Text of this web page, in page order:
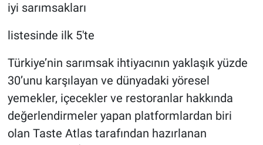
iyi sarımsakları
listesinde ilk 5'te
Türkiye’nin sarımsak ihtiyacının yaklaşık yüzde
30’unu karşılayan ve dünyadaki yöresel
yemekler, içecekler ve restoranlar hakkında
değerlendirmeler yapan platformlardan biri
olan Taste Atlas tarafından hazırlanan